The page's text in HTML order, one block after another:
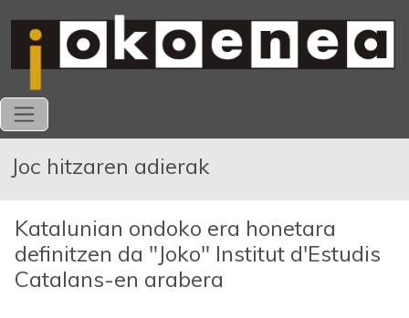
Joc hitzaren adierak
Katalunian ondoko era honetara
definitzen da "Joko" Institut d'Estudis
Catalans-en arabera